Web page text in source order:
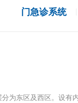
门急诊系统
为东区及西区。设有